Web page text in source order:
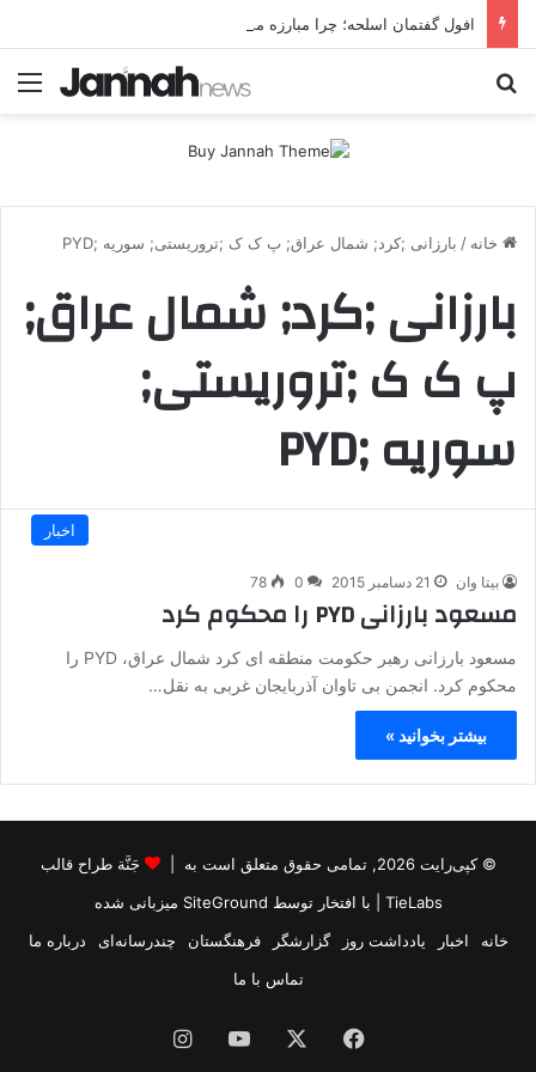
خانه / بارزانی ;کرد; شمال عراق; پ ک ک ;تروریستی; سوریه ;PYD
بارزانی ;کرد; شمال عراق;
پ ک ک ;تروریستی;
سوریه ;PYD
اخبار
بیتا وان 21 دسامبر 2015 0
78
مسعود بارزانی PYD را محکوم کرد
مسعود بارزانی رهبر حکومت منطقه ای کرد شمال عراق، PYD را
محکوم کرد. انجمن بی تاوان آذربایجان غربی به نقل…
بیشتر بخوانید »
© کپی‌رایت 2026, تمامی حقوق متعلق است به |
جَنَّة طراح قالب
TieLabs | با افتخار توسط SiteGround میزبانی شده
خانه
اخبار یادداشت روز گزارشگر فرهنگستان چندرسانه‌ای
درباره ما
تماس با ما
فیس یوتیوب